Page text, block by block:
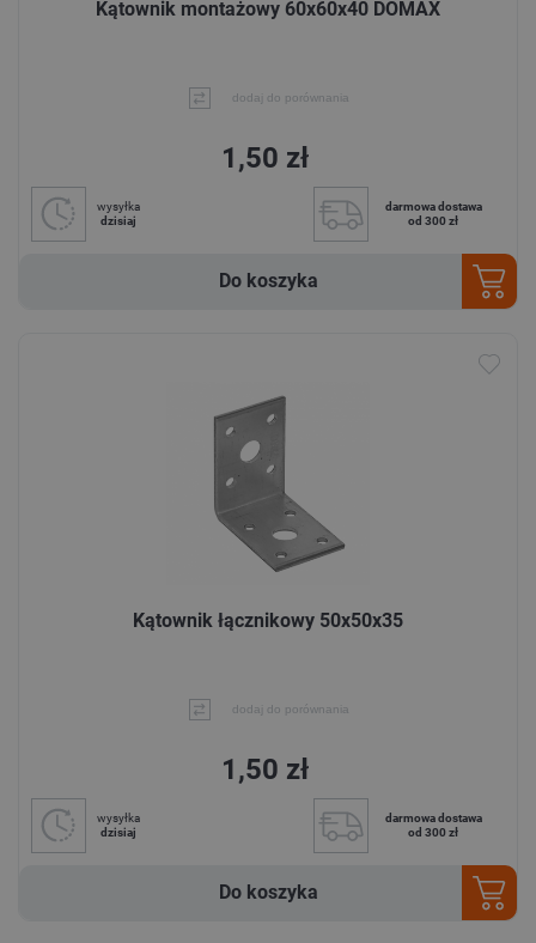
Kątownik montażowy 60x60x40 DOMAX
dodaj do porównania
1,50 zł
wysyłka
dzisiaj
darmowa dostawa
od 300 zł
Do koszyka
Kątownik łącznikowy 50x50x35
dodaj do porównania
1,50 zł
wysyłka
dzisiaj
darmowa dostawa
od 300 zł
Do koszyka